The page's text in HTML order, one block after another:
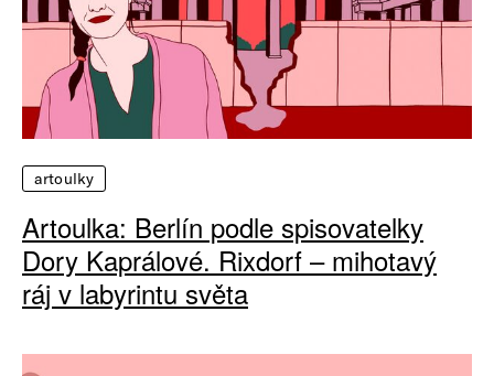
artoulky
Artoulka: Berlín podle spisovatelky
Dory Kaprálové. Rixdorf – mihotavý
ráj v labyrintu světa